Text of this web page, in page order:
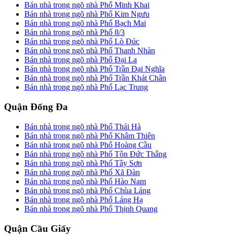
Bán nhà trong ngõ nhà Phố Minh Khai
Bán nhà trong ngõ nhà Phố Kim Ngưu
Bán nhà trong ngõ nhà Phố Bạch Mai
Bán nhà trong ngõ nhà Phố 8/3
Bán nhà trong ngõ nhà Phố Lò Đúc
Bán nhà trong ngõ nhà Phố Thanh Nhàn
Bán nhà trong ngõ nhà Phố Đại La
Bán nhà trong ngõ nhà Phố Trần Đại Nghĩa
Bán nhà trong ngõ nhà Phố Trần Khát Chân
Bán nhà trong ngõ nhà Phố Lạc Trung
Quận Đống Đa
Bán nhà trong ngõ nhà Phố Thái Hà
Bán nhà trong ngõ nhà Phố Khâm Thiên
Bán nhà trong ngõ nhà Phố Hoàng Cầu
Bán nhà trong ngõ nhà Phố Tôn Đức Thắng
Bán nhà trong ngõ nhà Phố Tây Sơn
Bán nhà trong ngõ nhà Phố Xã Đàn
Bán nhà trong ngõ nhà Phố Hào Nam
Bán nhà trong ngõ nhà Phố Chùa Láng
Bán nhà trong ngõ nhà Phố Láng Hạ
Bán nhà trong ngõ nhà Phố Thịnh Quang
Quận Cầu Giấy